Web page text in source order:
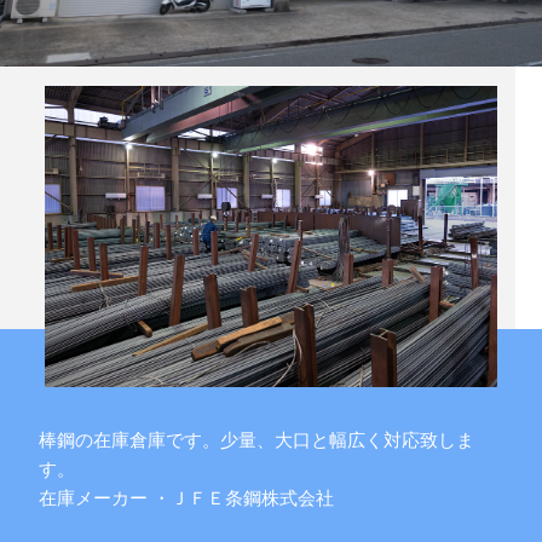
棒鋼の在庫倉庫です。少量、大口と幅広く対応致しま
す。
在庫メーカー ・ＪＦＥ条鋼株式会社